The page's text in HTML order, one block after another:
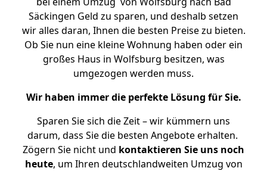
Säckingen Geld zu sparen, und deshalb setzen
wir alles daran, Ihnen die besten Preise zu bieten.
Ob Sie nun eine kleine Wohnung haben oder ein
großes Haus in Wolfsburg besitzen, was
umgezogen werden muss.
Wir haben immer die perfekte Lösung für Sie.
Sparen Sie sich die Zeit – wir kümmern uns
darum, dass Sie die besten Angebote erhalten.
Zögern Sie nicht und kontaktieren Sie uns noch
heute, um Ihren deutschlandweiten Umzug von